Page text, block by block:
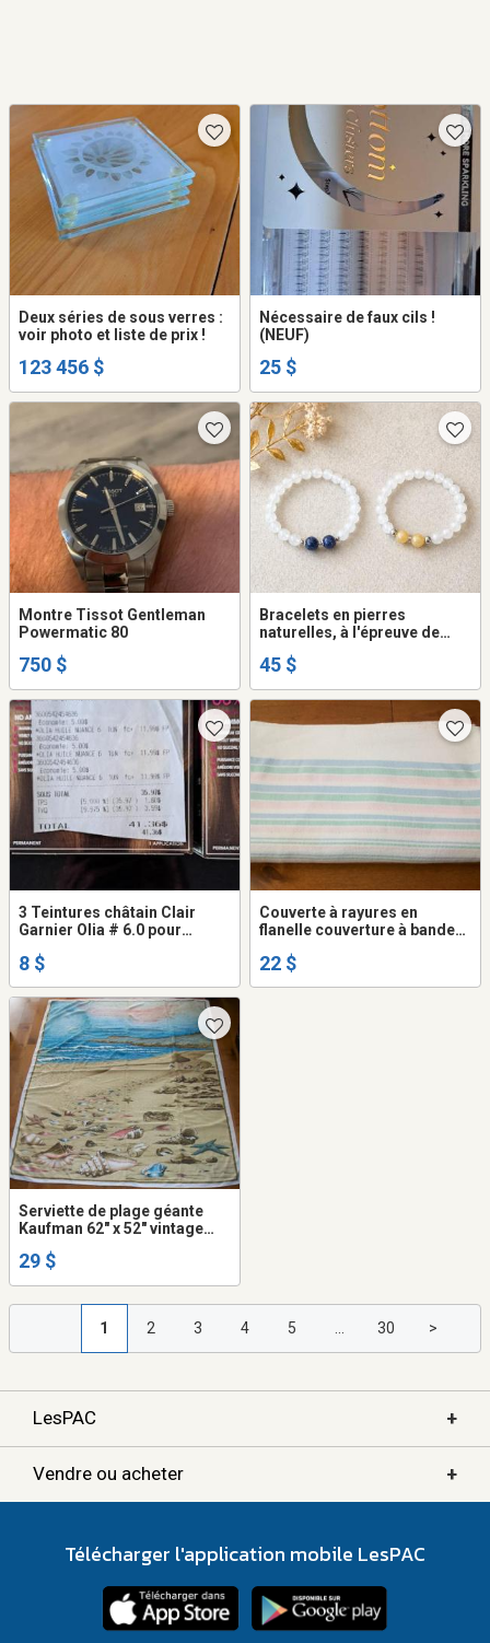
Deux séries de sous verres :
voir photo et liste de prix !
123 456 $
Nécessaire de faux cils !
(NEUF)
25 $
Montre Tissot Gentleman
Powermatic 80
750 $
Bracelets en pierres
naturelles, à l'épreuve de
45 $
3 Teintures châtain Clair
Garnier Olia # 6.0 pour
8 $
Couverte à rayures en
flanelle couverture à bandes
vintage rayé
22 $
Serviette de plage géante
Kaufman 62" x 52" vintage
29 $
1 2 3 4 5 ... 30 >
LesPAC +
Vendre ou acheter +
Télécharger l'application mobile LesPAC